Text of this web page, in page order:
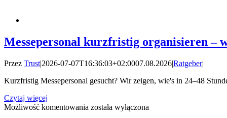
Messepersonal kurzfristig organisieren –
Przez Trust|2026-07-07T16:36:03+02:0007.08.2026|Ratgeber|
Kurzfristig Messepersonal gesucht? Wir zeigen, wie's in 24–48
Czytaj więcej
Możliwość komentowania Messepersonal
została wyłączona